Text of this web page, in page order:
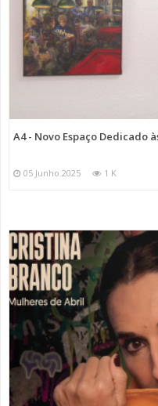
A4 - Novo Espaço Dedicado
05 Junho 2025 1 K